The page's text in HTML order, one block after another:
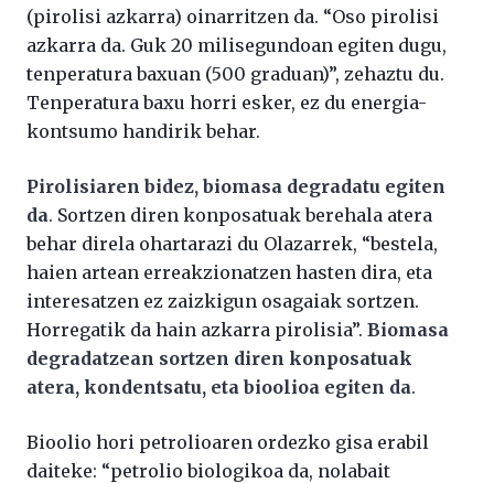
(pirolisi azkarra) oinarritzen da. “Oso pirolisi
azkarra da. Guk 20 milisegundoan egiten dugu,
tenperatura baxuan (500 graduan)”, zehaztu du.
Tenperatura baxu horri esker, ez du energia-
kontsumo handirik behar.
Pirolisiaren bidez, biomasa degradatu egiten
da. Sortzen diren konposatuak berehala atera
behar direla ohartarazi du Olazarrek, “bestela,
haien artean erreakzionatzen hasten dira, eta
interesatzen ez zaizkigun osagaiak sortzen.
Horregatik da hain azkarra pirolisia”. Biomasa
degradatzean sortzen diren konposatuak
atera, kondentsatu, eta bioolioa egiten da.
Bioolio hori petrolioaren ordezko gisa erabil
daiteke: “petrolio biologikoa da, nolabait